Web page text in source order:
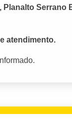
Planalto Serrano
atendimento.